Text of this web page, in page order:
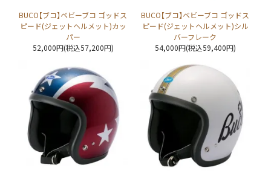
BUCO【ブコ】ベビーブコ ゴッドス
ピード(ジェットヘルメット)カッ
パー
52,000円(税込57,200円)
BUCO【ブコ】ベビーブコ ゴッドス
ピード(ジェットヘルメット)シル
バーフレーク
54,000円(税込59,400円)